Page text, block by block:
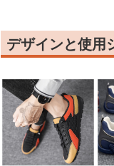
デザインと使用